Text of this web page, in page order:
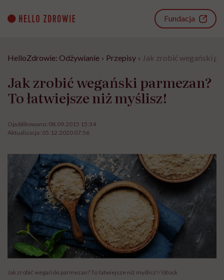
content
Fundacja
HelloZdrowie: Odżywianie › Przepisy › Jak zrobić wegański
Jak zrobić wegański parmezan?
To łatwiejsze niż myślisz!
Opublikowano: 08.09.2015 15:34
Aktualizacja: 05.12.2020 07:56
Jak zrobić wegański parmezan? To łatwiejsze niż myślisz!/ iStock